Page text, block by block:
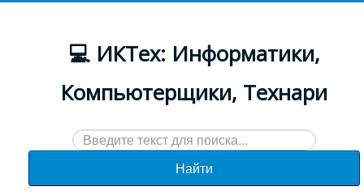
💻 ИКТех: Информатики,
Компьютерщики, Технари
Искать...
Найти